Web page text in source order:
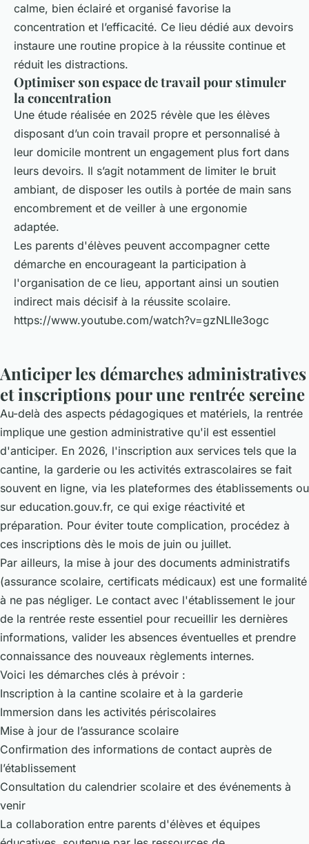
calme, bien éclairé et organisé favorise la
concentration et l’efficacité. Ce lieu dédié aux devoirs
instaure une routine propice à la réussite continue et
réduit les distractions.
Optimiser son espace de travail pour stimuler
la concentration
Une étude réalisée en 2025 révèle que les élèves
disposant d’un coin travail propre et personnalisé à
leur domicile montrent un engagement plus fort dans
leurs devoirs. Il s’agit notamment de limiter le bruit
ambiant, de disposer les outils à portée de main sans
encombrement et de veiller à une ergonomie
adaptée.
Les parents d'élèves peuvent accompagner cette
démarche en encourageant la participation à
l'organisation de ce lieu, apportant ainsi un soutien
indirect mais décisif à la réussite scolaire.
https://www.youtube.com/watch?v=gzNLIIe3ogc
Anticiper les démarches administratives
et inscriptions pour une rentrée sereine
Au-delà des aspects pédagogiques et matériels, la rentrée
implique une gestion administrative qu'il est essentiel
d'anticiper. En 2026, l'inscription aux services tels que la
cantine, la garderie ou les activités extrascolaires se fait
souvent en ligne, via les plateformes des établissements ou
sur education.gouv.fr, ce qui exige réactivité et
préparation. Pour éviter toute complication, procédez à
ces inscriptions dès le mois de juin ou juillet.
Par ailleurs, la mise à jour des documents administratifs
(assurance scolaire, certificats médicaux) est une formalité
à ne pas négliger. Le contact avec l'établissement le jour
de la rentrée reste essentiel pour recueillir les dernières
informations, valider les absences éventuelles et prendre
connaissance des nouveaux règlements internes.
Voici les démarches clés à prévoir :
Inscription à la cantine scolaire et à la garderie
Immersion dans les activités périscolaires
Mise à jour de l’assurance scolaire
Confirmation des informations de contact auprès de
l’établissement
Consultation du calendrier scolaire et des événements à
venir
La collaboration entre parents d'élèves et équipes